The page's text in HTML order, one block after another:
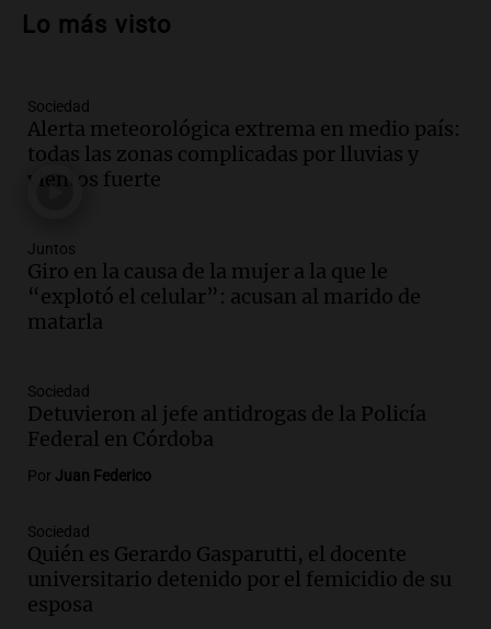
vivo en Culiacán, Sinaloa
Audio.
falleció tras supuesta explosión de
celular en Córdoba
Noticias
Audio.
madres buscadoras en México en medio
de crisis de desapariciones
Panorama Federal
afectan Santa Fe: recomendaciones para
los vecinos
Noticias
Episodios
generan inconvenientes en Córdoba: un
árbol obstaculiza avenidas
Noticias
Episodios
Lo más visto
Sociedad
Alerta meteorológica extrema en medio país:
todas las zonas complicadas por lluvias y
vientos fuerte
Juntos
Giro en la causa de la mujer a la que le
“explotó el celular”: acusan al marido de
matarla
Sociedad
Detuvieron al jefe antidrogas de la Policía
Federal en Córdoba
Por Juan Federico
Sociedad
Quién es Gerardo Gasparutti, el docente
universitario detenido por el femicidio de su
esposa